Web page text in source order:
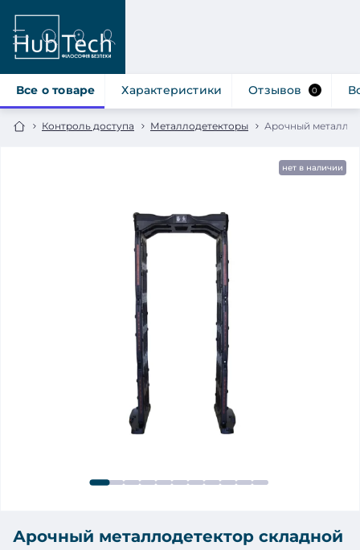
Контроль доступа Металлодетекторы Арочный
Все о товаре Характеристики Отзывов 0
нет в наличии
Арочный металлодетектор складной